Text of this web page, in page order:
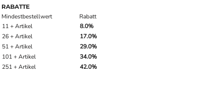
RABATTE
Mindestbestellwert
Rabatt
11 + Artikel
8.0%
26 + Artikel
17.0%
51 + Artikel
29.0%
101 + Artikel
34.0%
251 + Artikel
42.0%